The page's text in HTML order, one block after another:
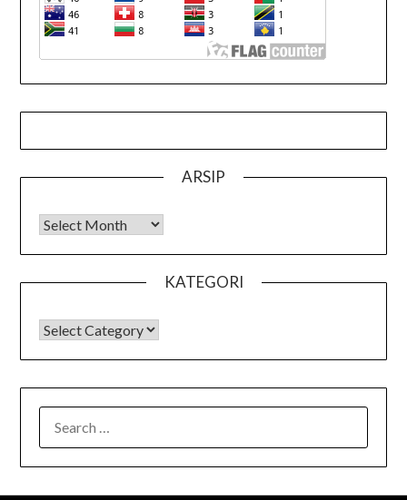
ARSIP
Arsip
KATEGORI
KATEGORI
FOR: